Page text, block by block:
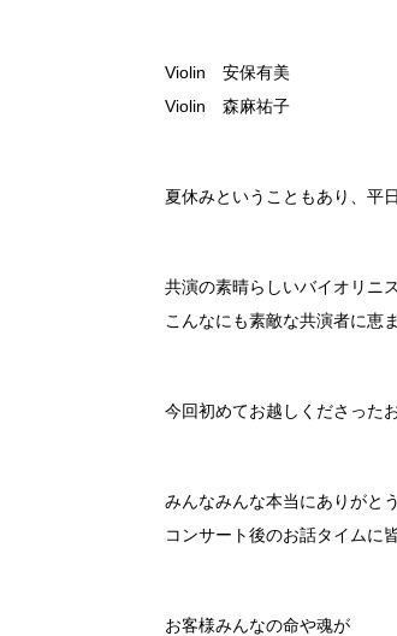
Violin 安保有美
Violin 森麻祐子
夏休みということもあり、平
共演の素晴らしいバイオリニ
こんなにも素敵な共演者に恵
今回初めてお越しくださった
みんなみんな本当にありがとう
コンサート後のお話タイムに
お客様みんなの命や魂が